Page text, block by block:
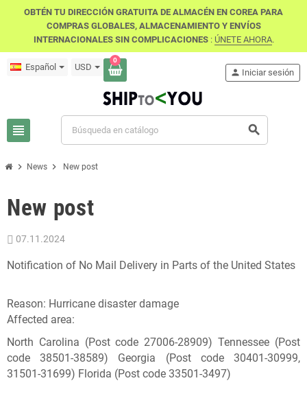
OBTÉN TU DIRECCIÓN GRATUITA DE ALMACÉN EN COREA PARA
COMPRAS GLOBALES, ALMACENAMIENTO Y ENVÍOS
INTERNACIONALES SIN COMPLICACIONES: ÚNETE AHORA.
Español USD
0
view_headline search
person Iniciar sesión
chevron_right News chevron_right New post
New post
07.11.2024
Notification of No Mail Delivery in Parts of the United States
Reason: Hurricane disaster damage
Affected area:
North Carolina (Post code 27006-28909) Tennessee (Post
code 38501-38589) Georgia (Post code 30401-30999,
31501-31699) Florida (Post code 33501-3497)